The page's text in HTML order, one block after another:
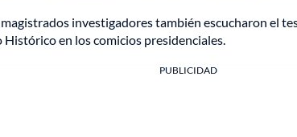
investigadores también escucharon el
en los comicios presidenciales.
PUBLICIDAD